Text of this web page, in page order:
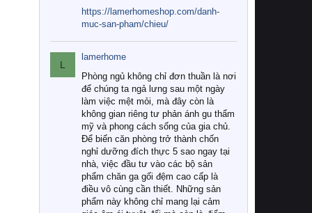
https://lamerhomeshop.com/danh-
muc-san-pham/chieu/
L
lamerhome
Phòng ngủ không chỉ đơn thuần là nơi
để chúng ta ngả lưng sau một ngày
làm việc mệt mỏi, mà đây còn là
không gian riêng tư phản ánh gu thẩm
mỹ và phong cách sống của gia chủ.
Để biến căn phòng trở thành chốn
nghỉ dưỡng đích thực 5 sao ngay tại
nhà, việc đầu tư vào các bộ sản
phẩm chăn ga gối đệm cao cấp là
điều vô cùng cần thiết. Những sản
phẩm này không chỉ mang lại cảm